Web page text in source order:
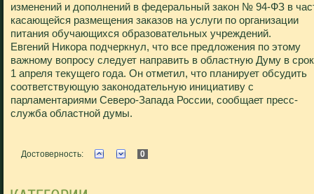
изменений и дополнений в федеральный закон № 94-ФЗ в
касающейся размещения заказов на услуги по организации
питания обучающихся образовательных учреждений.
Евгений Никора подчеркнул, что все предложения по этому
важному вопросу следует направить в областную Думу в
1 апреля текущего года. Он отметил, что планирует обсудить
соответствующую законодательную инициативу с
парламентариями Северо-Запада России, сообщает пресс-
служба областной думы.
Достоверность: 0